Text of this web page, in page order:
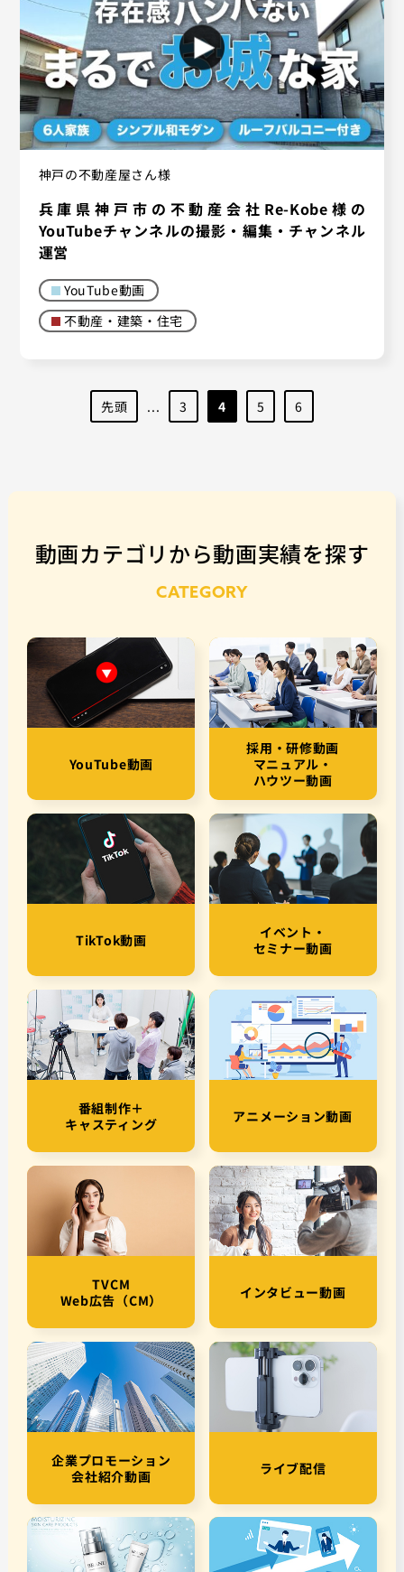
神戸の不動産屋さん様
兵庫県神戸市の不動産会社Re-Kobe様の
YouTubeチャンネルの撮影・編集・チャンネル
運営
YouTube動画
不動産・建築・住宅
先頭 ... 3 4 5 6
動画カテゴリから動画実績を探す
CATEGORY
YouTube動画
TikTok動画
番組制作＋
キャスティング
TVCM
Web広告（CM）
企業プロモーション
会社紹介動画
採用・研修動画
マニュアル・
ハウツー動画
イベント・
セミナー動画
アニメーション動画
インタビュー動画
ライブ配信